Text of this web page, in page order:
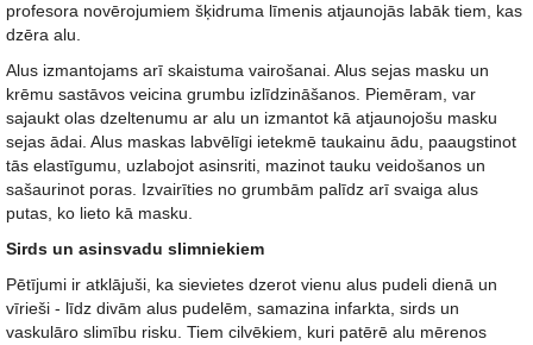
profesora novērojumiem šķidruma līmenis atjaunojās labāk tiem, kas
dzēra alu.
Alus izmantojams arī skaistuma vairošanai. Alus sejas masku un
krēmu sastāvos veicina grumbu izlīdzināšanos. Piemēram, var
sajaukt olas dzeltenumu ar alu un izmantot kā atjaunojošu masku
sejas ādai. Alus maskas labvēlīgi ietekmē taukainu ādu, paaugstinot
tās elastīgumu, uzlabojot asinsriti, mazinot tauku veidošanos un
sašaurinot poras. Izvairīties no grumbām palīdz arī svaiga alus
putas, ko lieto kā masku.
Sirds un asinsvadu slimniekiem
Pētījumi ir atklājuši, ka sievietes dzerot vienu alus pudeli dienā un
vīrieši - līdz divām alus pudelēm, samazina infarkta, sirds un
vaskulāro slimību risku. Tiem cilvēkiem, kuri patērē alu mērenos